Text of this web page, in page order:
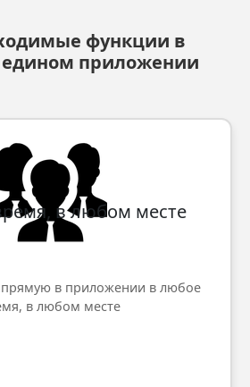
функции в
приложении
в любом месте
в приложении в любое
в любом месте